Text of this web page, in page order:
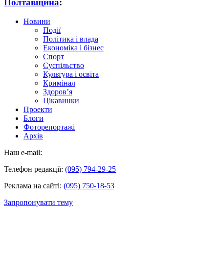
Полтавщина:
Новини
Події
Політика і влада
Економіка і бізнес
Спорт
Суспільство
Культура і освіта
Кримінал
Здоров’я
Цікавинки
Проекти
Блоги
Фоторепортажі
Архів
Наш e-mail:
Телефон редакції: (095) 794-29-25
Реклама на сайті: (095) 750-18-53
Запропонувати тему